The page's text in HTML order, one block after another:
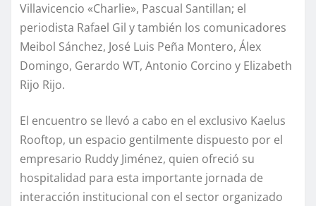
Villavicencio «Charlie», Pascual Santillan; el
periodista Rafael Gil y también los comunicadores
Meibol Sánchez, José Luis Peña Montero, Álex
Domingo, Gerardo WT, Antonio Corcino y Elizabeth
Rijo Rijo.
El encuentro se llevó a cabo en el exclusivo Kaelus
Rooftop, un espacio gentilmente dispuesto por el
empresario Ruddy Jiménez, quien ofreció su
hospitalidad para esta importante jornada de
interacción institucional con el sector organizado